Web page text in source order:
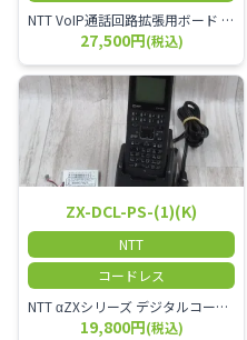
NTT VoIP通話回路拡張用ボード ZXSM－IP内線ボード－「1」
27,500円(税込)
ZX-DCL-PS-(1)(K)
NTT
コードレス
NTT αZXシリーズ デジタルコードレス電話機（黒） 倉庫や工場など、オフィスから離れて仕事をする方に適しています。 コードレス単体では使用できないので、別途、専用の主装置及びアンテナが必要です。
19,800円(税込)